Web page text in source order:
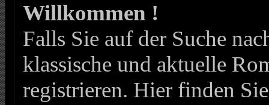
Willkommen !
Falls Sie auf der Suche
klassische und aktuelle
registrieren. Hier finden